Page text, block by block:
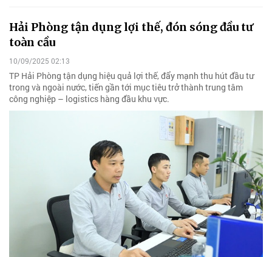
Hải Phòng tận dụng lợi thế, đón sóng đầu tư
toàn cầu
10/09/2025 02:13
TP Hải Phòng tận dụng hiệu quả lợi thế, đẩy mạnh thu hút đầu tư
trong và ngoài nước, tiến gần tới mục tiêu trở thành trung tâm
công nghiệp – logistics hàng đầu khu vực.